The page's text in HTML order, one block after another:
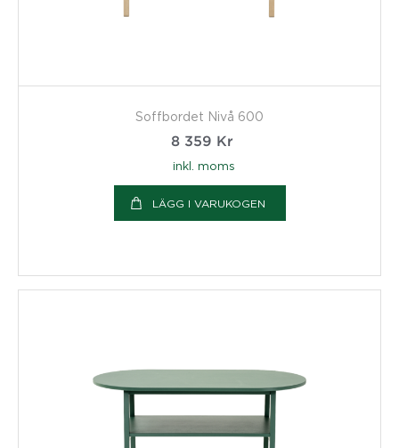
Soffbordet Nivå 600
8 359 Kr
inkl. moms
LÄGG I VARUKOGEN